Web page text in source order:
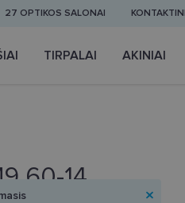
27 OPTIKOS SALONAI
TIRPALAI AKINIAI
60-14